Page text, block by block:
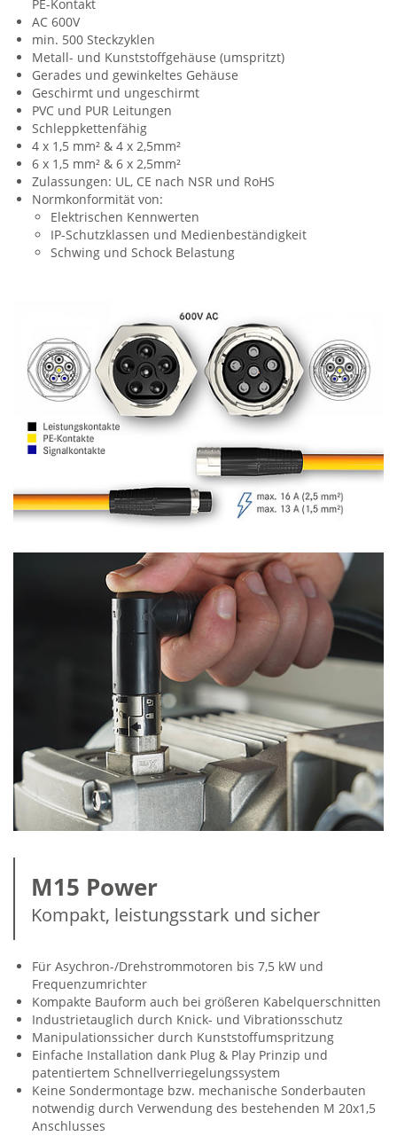
PE-Kontakt
AC 600V
min. 500 Steckzyklen
Metall- und Kunststoffgehäuse (umspritzt)
Gerades und gewinkeltes Gehäuse
Geschirmt und ungeschirmt
PVC und PUR Leitungen
Schleppkettenfähig
4 x 1,5 mm² & 4 x 2,5mm²
6 x 1,5 mm² & 6 x 2,5mm²
Zulassungen: UL, CE nach NSR und RoHS
Normkonformität von:
Elektrischen Kennwerten
IP-Schutzklassen und Medienbeständigkeit
Schwing und Schock Belastung
M15 Power
Kompakt, leistungsstark und sicher
Für Asychron-/Drehstrommotoren bis 7,5 kW und
Frequenzumrichter
Kompakte Bauform auch bei größeren Kabelquerschnitten
Industrietauglich durch Knick- und Vibrationsschutz
Manipulationssicher durch Kunststoffumspritzung
Einfache Installation dank Plug & Play Prinzip und
patentiertem Schnellverriegelungssystem
Keine Sondermontage bzw. mechanische Sonderbauten
notwendig durch Verwendung des bestehenden M 20x1,5
Anschlusses